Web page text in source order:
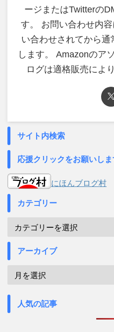
ージまたはTwitterの
す。 お問い合わせ内
い合わせされてから通
します。 Amazonのア
ログは適格販売によ
サイト内検索
応援クリックをお願いしま
にほんブログ村
カテゴリー
アーカイブ
人気の記事